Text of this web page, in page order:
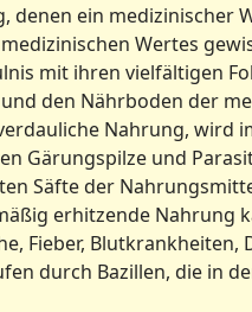
denen ein medizinischer
Wertes
mit ihren vielfältigen
den Nährboden der
Nahrung, wird
Gärungspilze und
Säfte der
erhitzende
Fieber,
durch Bazillen, die in